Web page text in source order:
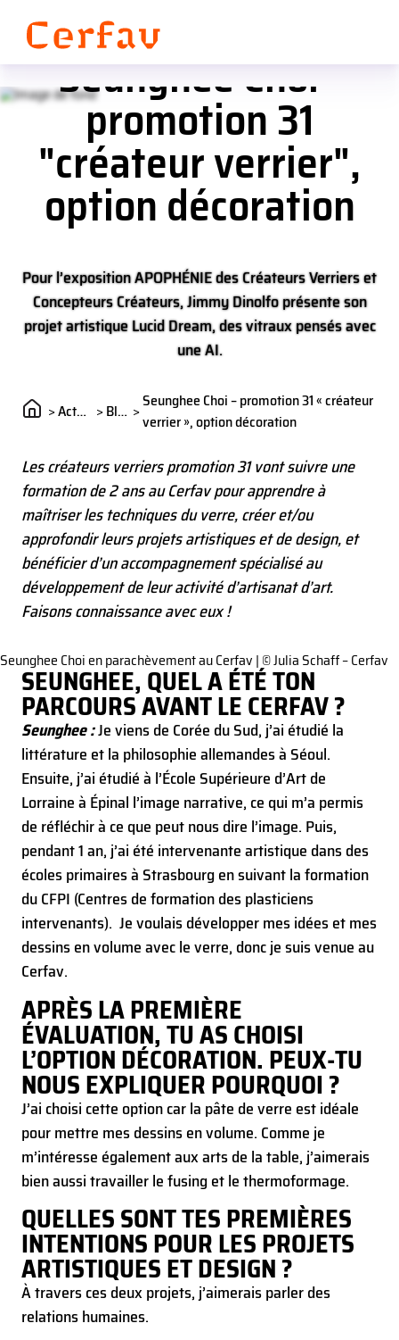
Seunghee Choi -
promotion 31
"créateur verrier",
option décoration
Pour l’exposition APOPHÉNIE des Créateurs Verriers et
Concepteurs Créateurs, Jimmy Dinolfo présente son
projet artistique Lucid Dream, des vitraux pensés avec
une AI.
> Actualités > Blog >Seunghee Choi – promotion 31 « créateur
verrier », option décoration
Les créateurs verriers promotion 31 vont suivre une
formation de 2 ans au Cerfav pour apprendre à
maîtriser les techniques du verre, créer et/ou
approfondir leurs projets artistiques et de design, et
bénéficier d’un accompagnement spécialisé au
développement de leur activité d’artisanat d’art.
Faisons connaissance avec eux !
Seunghee Choi en parachèvement au Cerfav | © Julia Schaff – Cerfav
SEUNGHEE, QUEL A ÉTÉ TON
PARCOURS AVANT LE CERFAV ?
Seunghee :Je viens de Corée du Sud, j’ai étudié la
littérature et la philosophie allemandes à Séoul.
Ensuite, j’ai étudié à l’École Supérieure d’Art de
Lorraine à Épinal l’image narrative, ce qui m’a permis
de réfléchir à ce que peut nous dire l’image. Puis,
pendant 1 an, j’ai été intervenante artistique dans des
écoles primaires à Strasbourg en suivant la formation
du CFPI (Centres de formation des plasticiens
intervenants). Je voulais développer mes idées et mes
dessins en volume avec le verre, donc je suis venue au
Cerfav.
APRÈS LA PREMIÈRE
ÉVALUATION, TU AS CHOISI
L’OPTION DÉCORATION. PEUX-TU
NOUS EXPLIQUER POURQUOI ?
J’ai choisi cette option car la pâte de verre est idéale
pour mettre mes dessins en volume. Comme je
m’intéresse également aux arts de la table, j’aimerais
bien aussi travailler le fusing et le thermoformage.
QUELLES SONT TES PREMIÈRES
INTENTIONS POUR LES PROJETS
ARTISTIQUES ET DESIGN ?
À travers ces deux projets, j’aimerais parler des
relations humaines.